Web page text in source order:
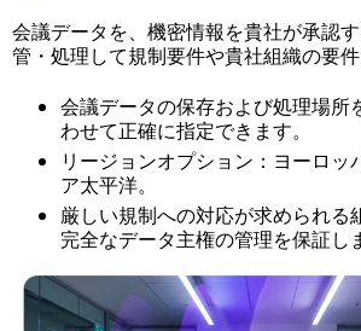
会議データを、機密情報を貴社が承認
管・処理して規制要件や貴社組織の要件
会議データの保存および処理場所
わせて正確に指定できます。
リージョンオプション：ヨーロッ
ア太平洋。
厳しい規制への対応が求められる
完全なデータ主権の管理を保証し